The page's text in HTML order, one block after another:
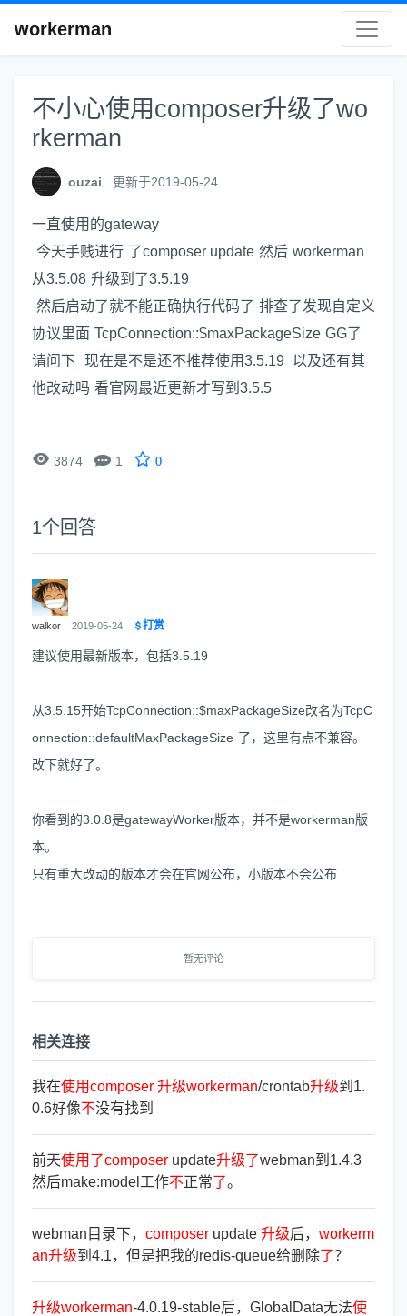
workerman
不小心使用composer升级了wo
rkerman
ouzai 更新于2019-05-24
一直使用的gateway
今天手贱进行 了composer update 然后 workerman
从3.5.08 升级到了3.5.19
然后启动了就不能正确执行代码了 排查了发现自定义
协议里面 TcpConnection::$maxPackageSize GG了
请问下 现在是不是还不推荐使用3.5.19 以及还有其
他改动吗 看官网最近更新才写到3.5.5
 3874  1 0
1个回答
walkor 2019-05-24 打赏
建议使用最新版本，包括3.5.19
从3.5.15开始TcpConnection::$maxPackageSize改名为TcpC
onnection::defaultMaxPackageSize 了，这里有点不兼容。
改下就好了。
你看到的3.0.8是gatewayWorker版本，并不是workerman版
本。
只有重大改动的版本才会在官网公布，小版本不会公布
暂无评论
相关连接
我在使用composer 升级workerman/crontab升级到1.
0.6好像不没有找到
前天使用 了composer update升级了webman到1.4.3
然后make:model工作不正常了。
webman目录下， composer update 升级后， workerm
an升级到4.1，但是把我的redis-queue给删除了？
升级workerman-4.0.19-stable后，GlobalData无法使